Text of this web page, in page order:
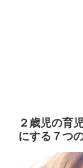
２歳児の育
にする７つ